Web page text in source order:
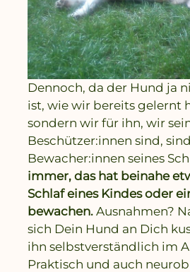
Dennoch, da der Hund ja
ist, wie wir bereits gelernt
sondern wir für ihn, wir
Beschützer:innen sind,
Bewacher:innen seines
immer, das hat beinahe
Schlaf eines Kindes oder
bewachen. Ausnahmen?
sich Dein Hund an Dich
ihn selbstverständlich im
Praktisch und auch